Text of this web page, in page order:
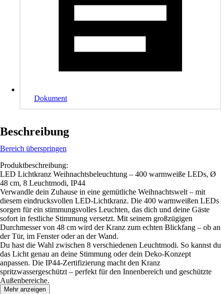
Dokument
Beschreibung
Bereich überspringen
Produktbeschreibung:
LED Lichtkranz Weihnachtsbeleuchtung – 400 warmweiße LEDs, Ø
48 cm, 8 Leuchtmodi, IP44
Verwandle dein Zuhause in eine gemütliche Weihnachtswelt – mit
diesem eindrucksvollen LED-Lichtkranz. Die 400 warmweißen LEDs
sorgen für ein stimmungsvolles Leuchten, das dich und deine Gäste
sofort in festliche Stimmung versetzt. Mit seinem großzügigen
Durchmesser von 48 cm wird der Kranz zum echten Blickfang – ob an
der Tür, im Fenster oder an der Wand.
Du hast die Wahl zwischen 8 verschiedenen Leuchtmodi. So kannst du
das Licht genau an deine Stimmung oder dein Deko-Konzept
anpassen. Die IP44-Zertifizierung macht den Kranz
spritzwassergeschützt – perfekt für den Innenbereich und geschützte
Außenbereiche.
Mehr anzeigen